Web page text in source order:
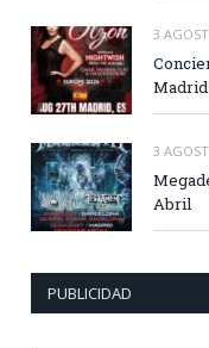
3
3
Abril
PUBLICIDAD